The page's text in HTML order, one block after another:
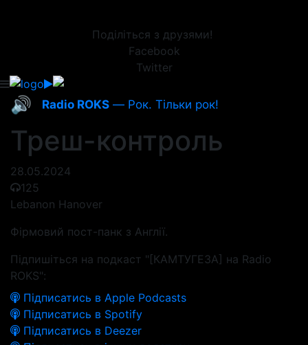
Поділіться з друзями!
Facebook
Twitter
🔊 Radio ROKS — Рок. Тільки рок!
Треш-контроль
28.05.2024
125
Lebanon Hanover
Фірмовий пост-панк з Англії.
Підпишіться на подкаст "[КАМТУГЕЗА] на Radio
ROKS":
Підписатись в Apple Podcasts
Підписатись в Spotify
Підписатись в Deezer